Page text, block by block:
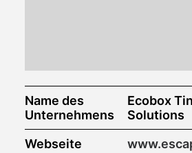
Name des
Unternehmens
Ecobox
Solutions
Webseite